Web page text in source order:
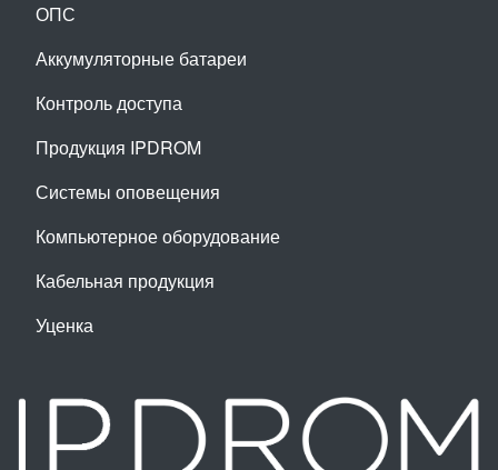
ОПС
Аккумуляторные батареи
Контроль доступа
Продукция IPDROM
Системы оповещения
Компьютерное оборудование
Кабельная продукция
Уценка